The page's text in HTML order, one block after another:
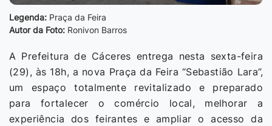
Legenda: Praça da Feira
Autor da Foto: Ronivon Barros
A Prefeitura de Cáceres entrega nesta sexta-feira
(29), às 18h, a nova Praça da Feira “Sebastião Lara”,
um espaço totalmente revitalizado e preparado
para fortalecer o comércio local, melhorar a
experiência dos feirantes e ampliar o acesso da